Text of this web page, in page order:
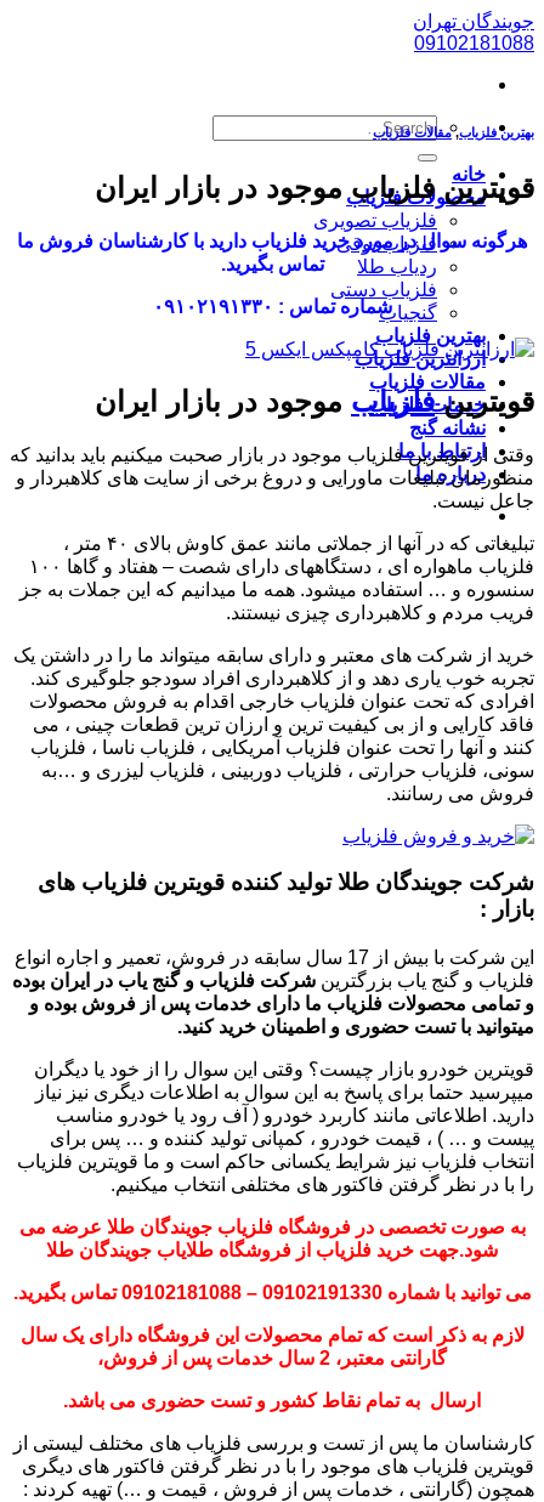
پرش
به
جویندگان تهران
09102181088
خانه
محصولات فلزیاب
فلزیاب تصویری
فلزیاب بوقی
ردیاب طلا
فلزیاب دستی
گنجیاب
بهترین فلزیاب
ارزانترین فلزیاب
مقالات فلزیاب
خدمات فلزیاب
نشانه گنج
ارتباط با ما
درباره ما
بهترین فلزیاب,مقالات فلزیاب
قویترین فلزیاب موجود در بازار ایران
هرگونه سوال در مورد خرید فلزیاب دارید با کارشناسان فروش ما
تماس بگیرید.
شماره تماس : ۰۹۱۰۲۱۹۱۳۳۰
قویترینفلزیاب موجود در بازار ایران
وقتی از قویترین فلزیاب موجود در بازار صحبت میکنیم باید بدانید که
منظورمان تبلیغات ماورایی و دروغ برخی از سایت های کلاهبردار و
جاعل نیست.
تبلیغاتی که در آنها از جملاتی مانند عمق کاوش بالای ۴۰ متر ،
فلزیاب ماهواره ای ، دستگاههای دارای شصت – هفتاد و گاها ۱۰۰
سنسوره و … استفاده میشود. همه ما میدانیم که این جملات به جز
فریب مردم و کلاهبرداری چیزی نیستند.
خرید از شرکت های معتبر و دارای سابقه میتواند ما را در داشتن یک
تجربه خوب یاری دهد و از کلاهبرداری افراد سودجو جلوگیری کند.
افرادی که تحت عنوان فلزیاب خارجی اقدام به فروش محصولات
فاقد کارایی و از بی کیفیت ترین و ارزان ترین قطعات چینی ، می
کنند و آنها را تحت عنوان فلزیاب آمریکایی ، فلزیاب ناسا ، فلزیاب
سونی، فلزیاب حرارتی ، فلزیاب دوربینی ، فلزیاب لیزری و …به
فروش می رسانند.
شرکت جویندگان طلا تولید کننده قویترین فلزیاب های
بازار :
این شرکت با بیش از 17 سال سابقه در فروش، تعمیر و اجاره انواع
فلزیاب و گنج یاب بزرگترین شرکت فلزیاب و گنج یاب در ایران بوده
و تمامی محصولات فلزیاب ما دارای خدمات پس از فروش بوده و
میتوانید با تست حضوری و اطمینان خرید کنید.
قویترین خودرو بازار چیست؟ وقتی این سوال را از خود یا دیگران
میپرسید حتما برای پاسخ به این سوال به اطلاعات دیگری نیز نیاز
دارید. اطلاعاتی مانند کاربرد خودرو ( آف رود یا خودرو مناسب
پیست و … ) ، قیمت خودرو ، کمپانی تولید کننده و … پس برای
انتخاب فلزیاب نیز شرایط یکسانی حاکم است و ما قویترین فلزیاب
را با در نظر گرفتن فاکتور های مختلفی انتخاب میکنیم.
به صورت تخصصی در فروشگاه فلزیاب جویندگان طلا عرضه می
شود.جهت خرید فلزیاب از فروشگاه طلایاب جویندگان طلا
می توانید با شماره 09102191330 – 09102181088 تماس بگیرید.
لازم به ذکر است که تمام محصولات این فروشگاه دارای یک سال
گارانتی معتبر، 2 سال خدمات پس از فروش،
ارسال به تمام نقاط کشور و تست حضوری می باشد.
کارشناسان ما پس از تست و بررسی فلزیاب های مختلف لیستی از
قویترین فلزیاب های موجود را با در نظر گرفتن فاکتور های دیگری
همچون (گارانتی ، خدمات پس از فروش ، قیمت و …) تهیه کردند :